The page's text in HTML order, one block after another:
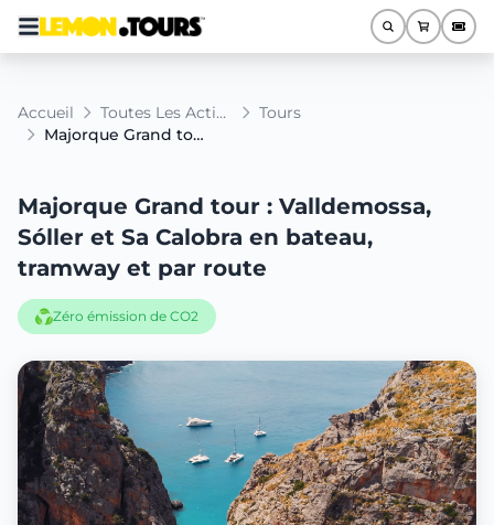
Accueil Toutes Les Activités
Tours
Majorque Grand tour : Valldemossa, Sóller et Sa Calobra en bateau, tramway et par route
Majorque Grand tour : Valldemossa,
Sóller et Sa Calobra en bateau,
tramway et par route
Zéro émission de CO2